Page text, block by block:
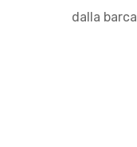
dalla